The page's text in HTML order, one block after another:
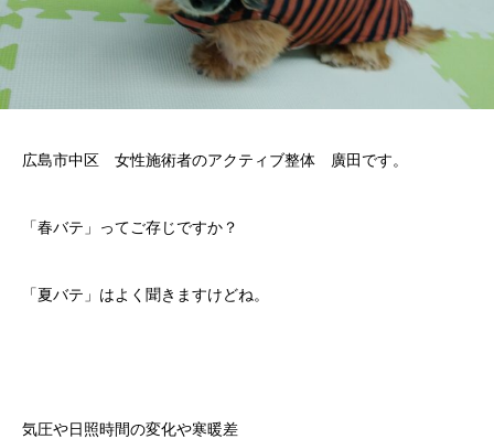
広島市中区 女性施術者のアクティブ整体 廣田です。
「春バテ」ってご存じですか？
「夏バテ」はよく聞きますけどね。
気圧や日照時間の変化や寒暖差